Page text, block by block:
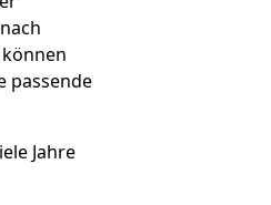
passende
Jahre